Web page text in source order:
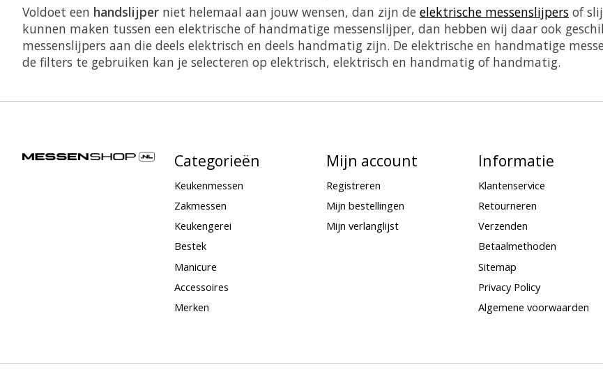
Voldoet een handslijper niet helemaal aan jouw wensen, dan zijn de elektrische messenslijpers of
kunnen maken tussen een elektrische of handmatige messenslijper, dan hebben wij daar ook
messenslijpers aan die deels elektrisch en deels handmatig zijn. De elektrische en handmatige
de filters te gebruiken kan je selecteren op elektrisch, elektrisch en handmatig of handmatig.
Categorieën
Keukenmessen
Zakmessen
Keukengerei
Bestek
Manicure
Accessoires
Merken
Mijn account
Registreren
Mijn bestellingen
Mijn verlanglijst
Informatie
Klantenservice
Retourneren
Verzenden
Betaalmethoden
Sitemap
Privacy Policy
Algemene voorwaarden